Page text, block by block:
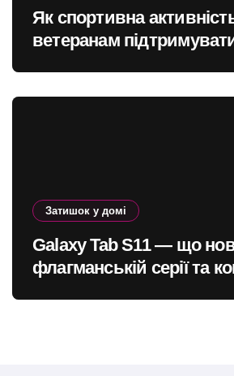
Як спортивна
ветеранам
Затишок у домі
Galaxy Tab S11 — що
флагманській серії та